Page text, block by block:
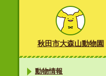
秋田市大森山動物園
動物情報